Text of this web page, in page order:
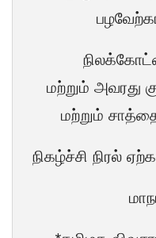
மற்றும் அவரது
மற்றும்
நிகழ்ச்சி நிரல்